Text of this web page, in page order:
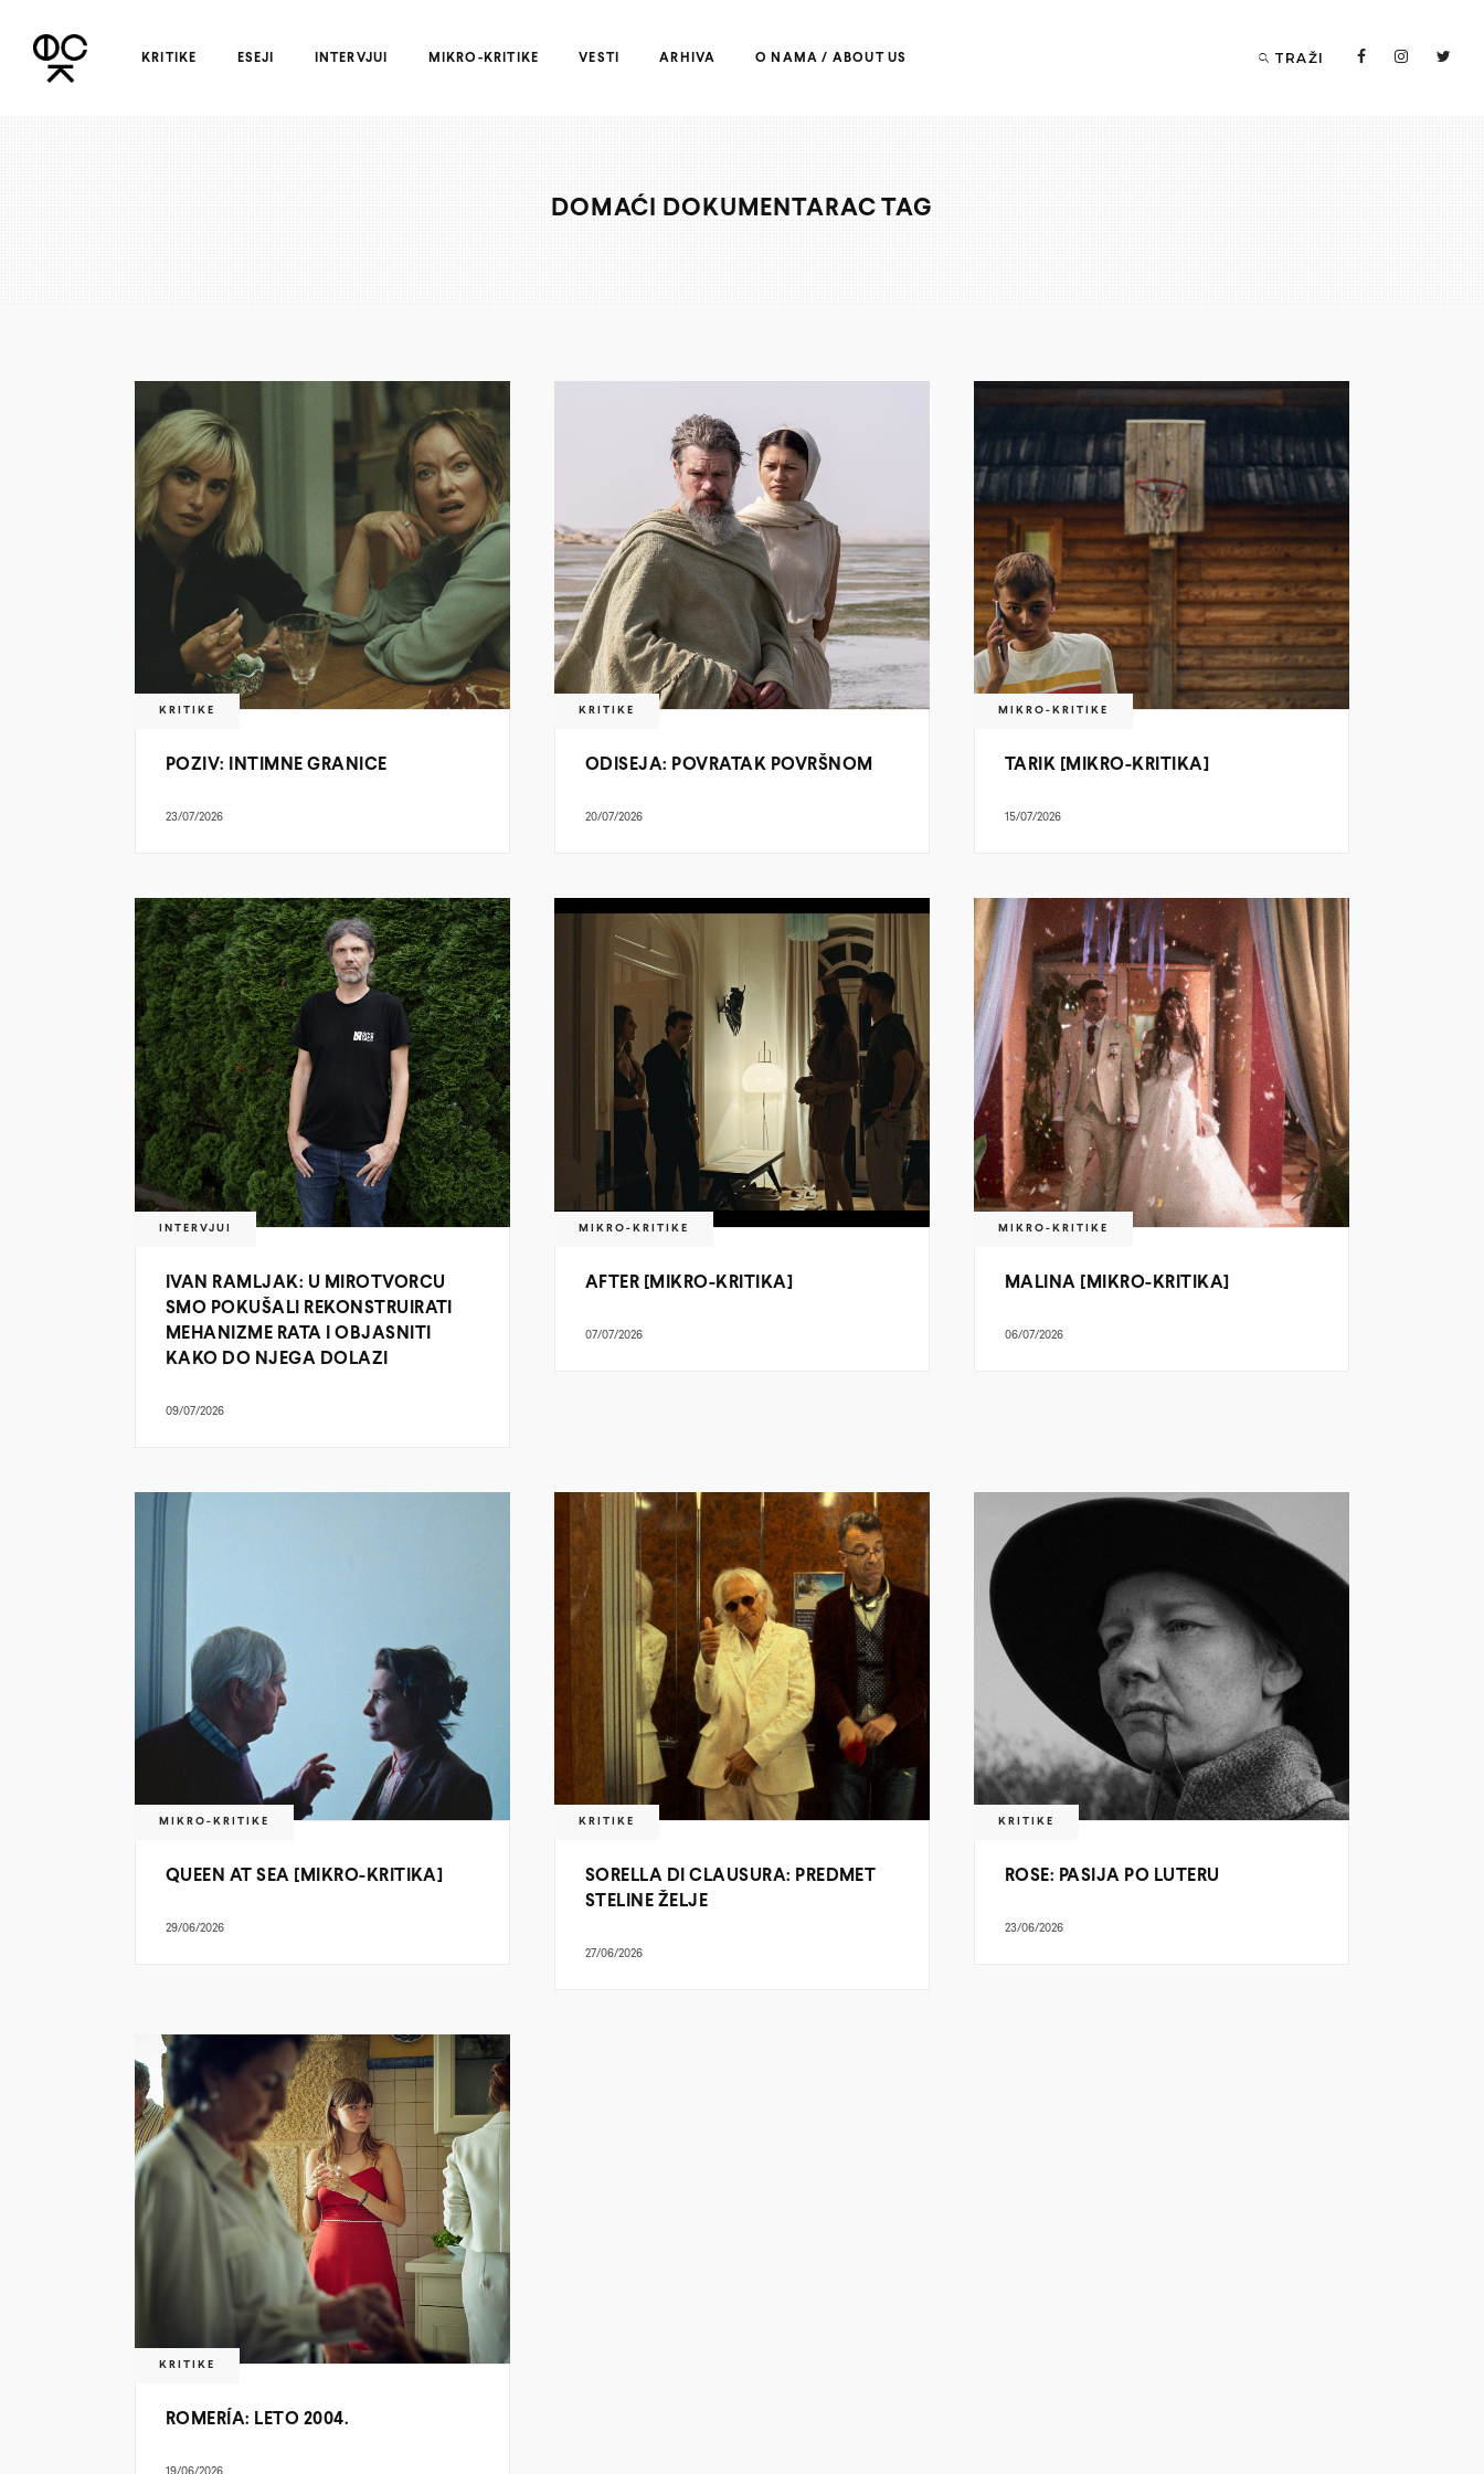
KRITIKE ESEJI INTERVJUI MIKRO-KRITIKE VESTI ARHIVA O NAMA / ABOUT US TRAŽI
DOMAĆI DOKUMENTARAC TAG
KRITIKE
POZIV: INTIMNE GRANICE
23/07/2026
KRITIKE
ODISEJA: POVRATAK POVRŠNOM
20/07/2026
MIKRO-KRITIKE
TARIK [MIKRO-KRITIKA]
15/07/2026
INTERVJUI
IVAN RAMLJAK: U MIROTVORCU
SMO POKUŠALI REKONSTRUIRATI
MEHANIZME RATA I OBJASNITI
KAKO DO NJEGA DOLAZI
09/07/2026
MIKRO-KRITIKE
AFTER [MIKRO-KRITIKA]
07/07/2026
MIKRO-KRITIKE
MALINA [MIKRO-KRITIKA]
06/07/2026
MIKRO-KRITIKE
QUEEN AT SEA [MIKRO-KRITIKA]
29/06/2026
KRITIKE
SORELLA DI CLAUSURA: PREDMET
STELINE ŽELJE
27/06/2026
KRITIKE
ROSE: PASIJA PO LUTERU
23/06/2026
KRITIKE
ROMERÍA: LETO 2004.